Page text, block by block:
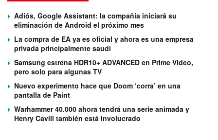
Adiós, Google Assistant: la compañía iniciará su
eliminación de Android el próximo mes
La compra de EA ya es oficial y ahora es una empresa
privada principalmente saudí
Samsung estrena HDR10+ ADVANCED en Prime Video,
pero solo para algunas TV
Nuevo experimento hace que Doom ‘corra’ en una
pantalla de Paint
Warhammer 40.000 ahora tendrá una serie animada y
Henry Cavill también está involucrado